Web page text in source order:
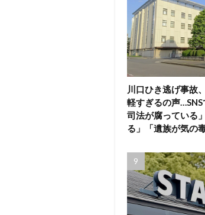
川口ひき逃げ事故
軽すぎるの声
司法が腐っている
る」「遺族が気の